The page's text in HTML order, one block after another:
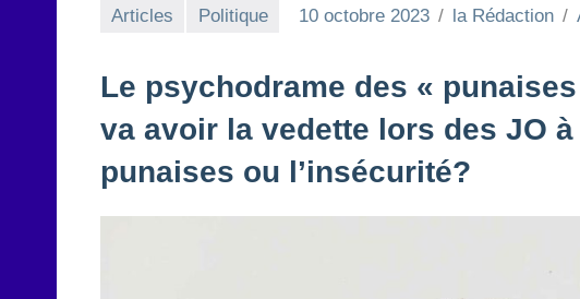
Articles Politique 10 octobre 2023 la Rédaction
Le psychodrame des «
va avoir la vedette lors des JO
punaises ou l’insécurité?